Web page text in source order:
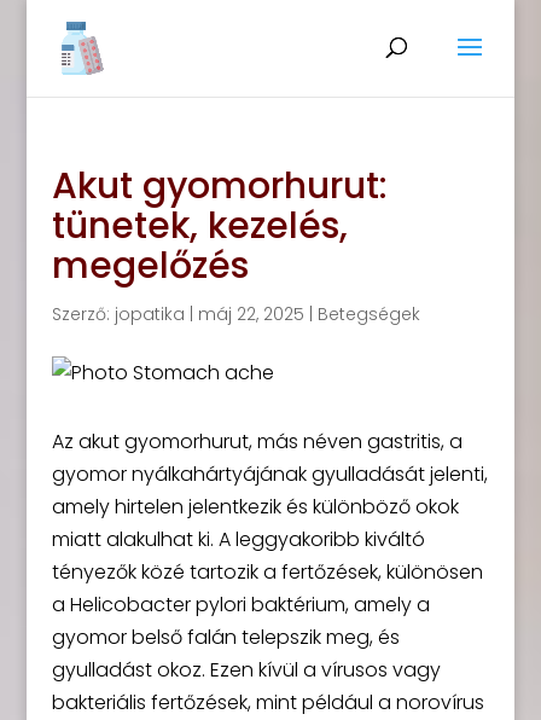
Akut gyomorhurut:
tünetek, kezelés,
megelőzés
Szerző: jopatika máj 22, 2025 Betegségek
Az akut gyomorhurut, más néven gastritis, a
gyomor nyálkahártyájának gyulladását jelenti,
amely hirtelen jelentkezik és különböző okok
miatt alakulhat ki. A leggyakoribb kiváltó
tényezők közé tartozik a fertőzések, különösen
a Helicobacter pylori baktérium, amely a
gyomor belső falán telepszik meg, és
gyulladást okoz. Ezen kívül a vírusos vagy
bakteriális fertőzések, mint például a norovírus